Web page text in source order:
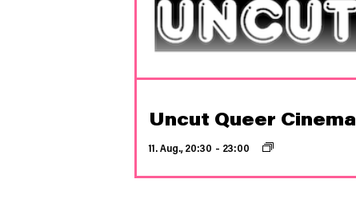
Uncut Queer Cinema
11. Aug., 20:30 – 23:00